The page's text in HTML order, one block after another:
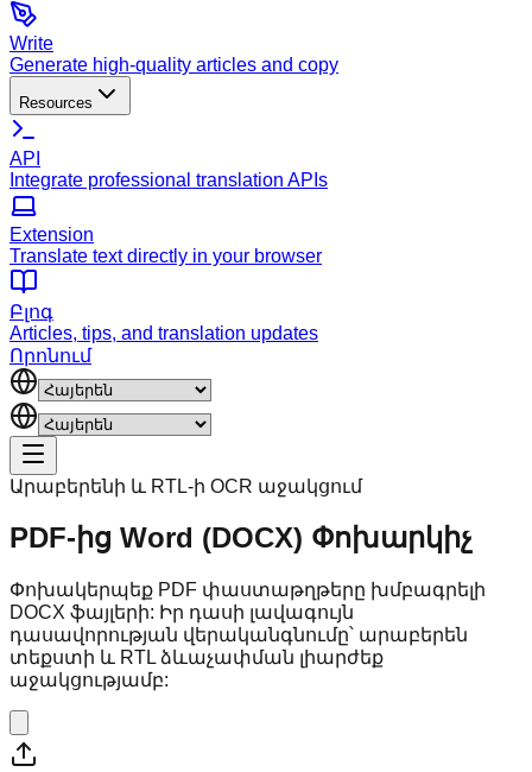
Write
Generate high-quality articles and copy
Resources
API
Integrate professional translation APIs
Extension
Translate text directly in your browser
Բլոգ
Articles, tips, and translation updates
Որոնում
Արաբերենի և RTL-ի OCR աջակցում
PDF-ից Word (DOCX) Փոխարկիչ
Փոխակերպեք PDF փաստաթղթերը խմբագրելի
DOCX ֆայլերի: Իր դասի լավագույն
դասավորության վերականգնումը՝ արաբերեն
տեքստի և RTL ձևաչափման լիարժեք
աջակցությամբ: